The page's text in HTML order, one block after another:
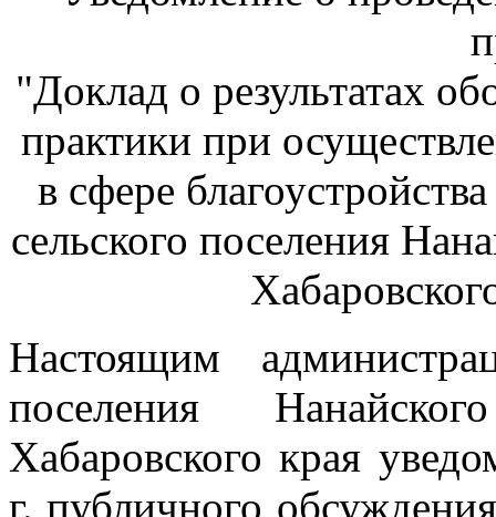
"Доклад о результатах
практики при
в сфере
сельского поселения
Настоящим
поселения
Хабаровского края
г. публичного